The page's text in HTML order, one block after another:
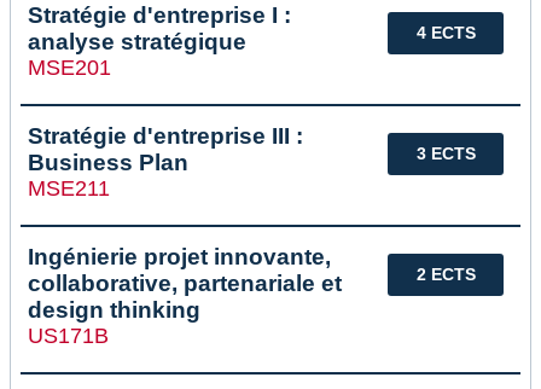
4 ECTS
Stratégie d'entreprise I :
analyse stratégique
MSE201
3 ECTS
Stratégie d'entreprise III :
Business Plan
MSE211
2 ECTS
Ingénierie projet innovante,
collaborative, partenariale et
design thinking
US171B